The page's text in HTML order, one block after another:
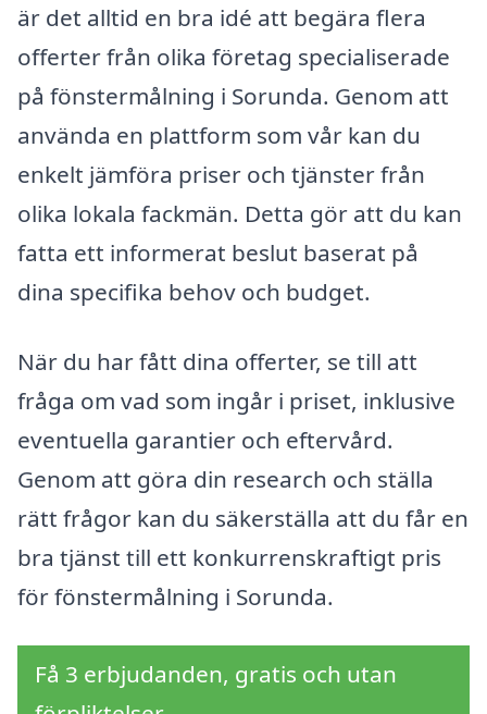
är det alltid en bra idé att begära flera
offerter från olika företag specialiserade
på fönstermålning i Sorunda. Genom att
använda en plattform som vår kan du
enkelt jämföra priser och tjänster från
olika lokala fackmän. Detta gör att du kan
fatta ett informerat beslut baserat på
dina specifika behov och budget.
När du har fått dina offerter, se till att
fråga om vad som ingår i priset, inklusive
eventuella garantier och eftervård.
Genom att göra din research och ställa
rätt frågor kan du säkerställa att du får en
bra tjänst till ett konkurrenskraftigt pris
för fönstermålning i Sorunda.
Få 3 erbjudanden, gratis och utan